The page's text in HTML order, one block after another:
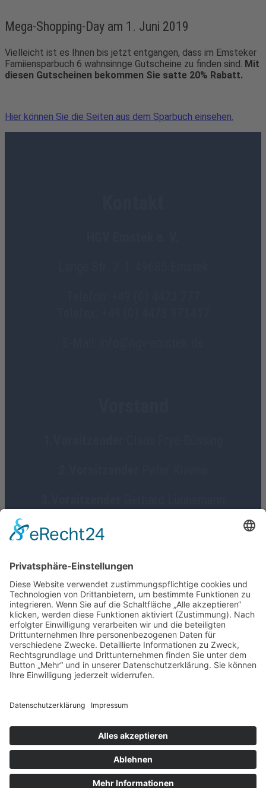
Mega-Shopping-Day am 1. Juni 2019
Vielleicht ist es Ihnen bis jetzt entgangen, dass im Emsteker
Famiiensparbuch 6 wahnsinnge Gutscheine zu finden sind. Mit
diesen Gutscheinen bekommen Sie satte 20% Rabatt.
Hier können Sie die Seiten aus dem Sparbuch einsehen.
Geschäftsführerin
Social Media
HGV Emstek on Facebook
Impressum
Datenschutz
Copyright © 2018 HGV Emstek e.V. All Rights Reserved. Web-Design by